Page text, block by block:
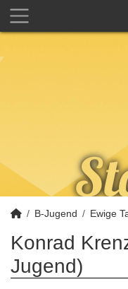
B-Jugend Ewige
Konrad
Jugend)